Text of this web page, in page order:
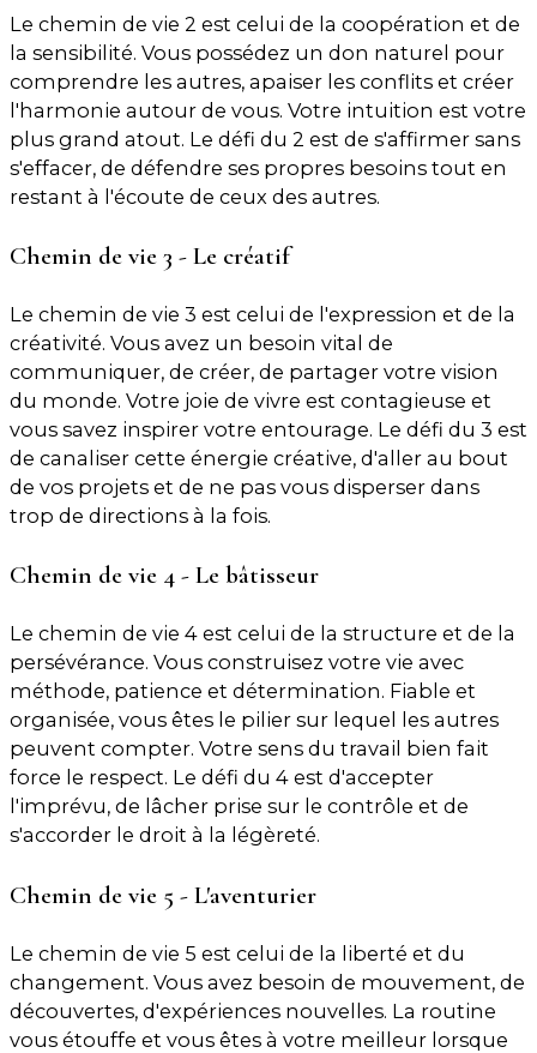
Le chemin de vie 2 est celui de la coopération et de
la sensibilité. Vous possédez un don naturel pour
comprendre les autres, apaiser les conflits et créer
l'harmonie autour de vous. Votre intuition est votre
plus grand atout. Le défi du 2 est de s'affirmer sans
s'effacer, de défendre ses propres besoins tout en
restant à l'écoute de ceux des autres.
Chemin de vie 3 - Le créatif
Le chemin de vie 3 est celui de l'expression et de la
créativité. Vous avez un besoin vital de
communiquer, de créer, de partager votre vision
du monde. Votre joie de vivre est contagieuse et
vous savez inspirer votre entourage. Le défi du 3 est
de canaliser cette énergie créative, d'aller au bout
de vos projets et de ne pas vous disperser dans
trop de directions à la fois.
Chemin de vie 4 - Le bâtisseur
Le chemin de vie 4 est celui de la structure et de la
persévérance. Vous construisez votre vie avec
méthode, patience et détermination. Fiable et
organisée, vous êtes le pilier sur lequel les autres
peuvent compter. Votre sens du travail bien fait
force le respect. Le défi du 4 est d'accepter
l'imprévu, de lâcher prise sur le contrôle et de
s'accorder le droit à la légèreté.
Chemin de vie 5 - L'aventurier
Le chemin de vie 5 est celui de la liberté et du
changement. Vous avez besoin de mouvement, de
découvertes, d'expériences nouvelles. La routine
vous étouffe et vous êtes à votre meilleur lorsque